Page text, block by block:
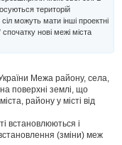
територій
можуть мати інші проектні
нові межі міста
Межа району, села,
поверхні землі, що
району у місті від
встановлюються і
(зміни) меж